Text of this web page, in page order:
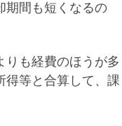
期間も短くなるの
りも経費のほうが多
得等と合算して、課